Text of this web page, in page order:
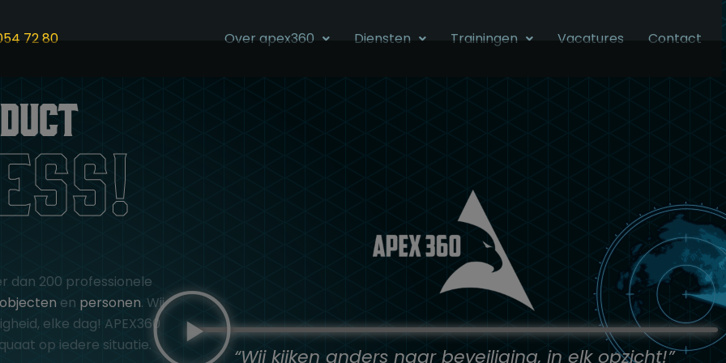
72 80 Over apex360 Diensten Trainingen Vacatures Contact
dan 200 professionele
objecten en personen. Wij
elke dag! APEX360
op iedere situatie.
“Wij kijken anders naar beveiliging, in elk opzicht!”